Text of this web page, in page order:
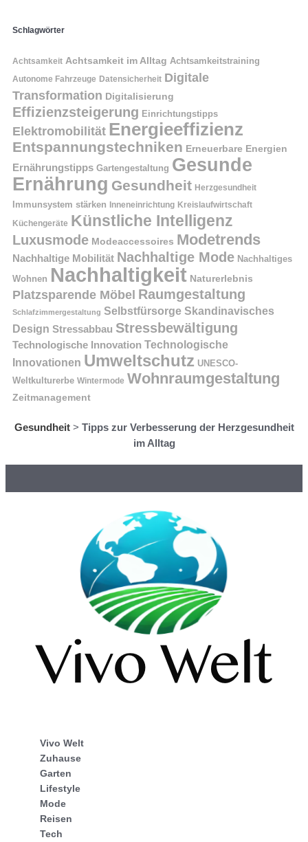
Schlagwörter
Achtsamkeit Achtsamkeit im Alltag Achtsamkeitstraining
Autonome Fahrzeuge Datensicherheit Digitale
Transformation Digitalisierung
Effizienzsteigerung Einrichtungstipps
Elektromobilität Energieeffizienz
Entspannungstechniken Erneuerbare Energien
Ernährungstipps Gartengestaltung Gesunde
Ernährung Gesundheit Herzgesundheit
Immunsystem stärken Inneneinrichtung Kreislaufwirtschaft
Küchengeräte Künstliche Intelligenz
Luxusmode Modeaccessoires Modetrends
Nachhaltige Mobilität Nachhaltige Mode Nachhaltiges
Wohnen Nachhaltigkeit Naturerlebnis
Platzsparende Möbel Raumgestaltung
Schlafzimmergestaltung Selbstfürsorge Skandinavisches
Design Stressabbau Stressbewältigung
Technologische Innovation Technologische
Innovationen Umweltschutz UNESCO-
Weltkulturerbe Wintermode Wohnraumgestaltung
Zeitmanagement
Gesundheit> Tipps zur Verbesserung der Herzgesundheit
im Alltag
Vivo Welt
Zuhause
Garten
Lifestyle
Mode
Reisen
Tech